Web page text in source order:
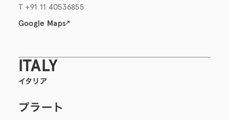
T +91 11 40536855
Google Maps
ITALY
イタリア
プラート